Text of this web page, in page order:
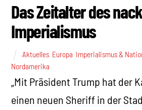
Das Zeitalter des
Imperialismus
Aktuelles Europa Imperialismus &
Nordamerika
„Mit Präsident Trump hat der
einen neuen Sheriff in der